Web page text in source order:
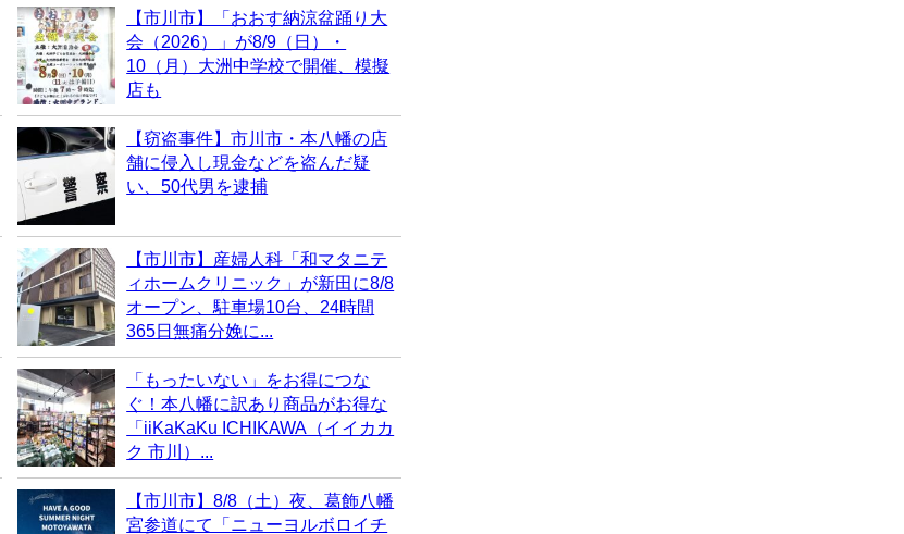
【市川市】「おおす納涼盆踊り大
会（2026）」が8/9（日）・
10（月）大洲中学校で開催、模擬
店も
【窃盗事件】市川市・本八幡の店
舗に侵入し現金などを盗んだ疑
い、50代男を逮捕
【市川市】産婦人科「和マタニテ
ィホームクリニック」が新田に8/8
オープン、駐車場10台、24時間
365日無痛分娩に...
「もったいない」をお得につな
ぐ！本八幡に訳あり商品がお得な
「iiKaKaKu ICHIKAWA（イイカカ
ク 市川）...
【市川市】8/8（土）夜、葛飾八幡
宮参道にて「ニューヨルボロイチ